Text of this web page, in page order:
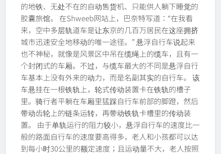
的地铁、无处不在的自动售货机、只能供人躺下睡觉的
胶囊旅馆。 在Shweeb网站上，巴奈特写道：“在我看
来，空中多层轨道车是让东京的几百万居民在这座拥挤
城市迅速安全地移动的唯一途径。” 悬浮自行车说起来
也不神秘，就像是风景区中吊在缆绳上的缆车，且有一
个封闭式的车厢。不过，与缆车最大的不同是悬浮自行
车基本上没有外来的动力，而是名副其实的自行车。 该
车悬挂在一根铁轨上，轮式传动装置卡在铁轨的槽子
里。骑行者平躺在车厢里猛踩自行车前部的脚蹬，然后
带动齿轮上的链条运转，再带动铁轨卡槽里的传动装
置。 由于单轨运行的阻力较小，悬浮自行车的速度比一
般的路面自行车的速度要高得多，老人和小孩都可以达
到每小时30公里的额定速度；且运动量不大，老人按照